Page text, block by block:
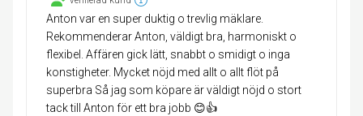
Anton var en super duktig o trevlig mäklare.
Rekommenderar Anton, väldigt bra, harmoniskt o
flexibel. Affären gick lätt, snabbt o smidigt o inga
konstigheter. Mycket nöjd med allt o allt flöt på
superbra Så jag som köpare är väldigt nöjd o stort
tack till Anton för ett bra jobb 😊👍